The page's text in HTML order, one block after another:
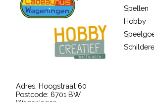
Adres: Hoogstraat 60
Postcode: 6701 BW
Spellen
Hobby